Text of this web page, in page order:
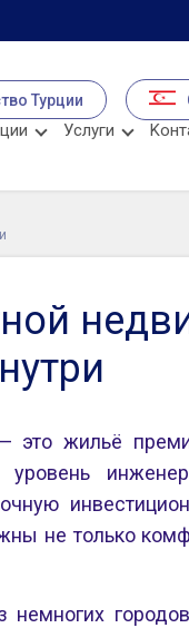
Турции
Услуги
это жильё
уровень
не только
немногих